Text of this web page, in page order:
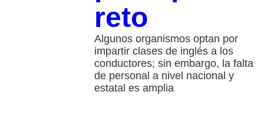
reto
Algunos organismos optan por
impartir clases de inglés a los
conductores; sin embargo, la falta
de personal a nivel nacional y
estatal es amplia